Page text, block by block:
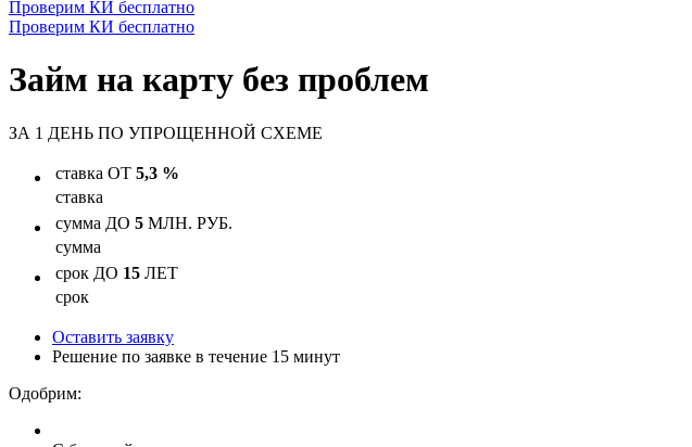
Проверим КИ бесплатно
Проверим КИ бесплатно
Займ на карту без проблем
ЗА 1 ДЕНЬ ПО УПРОЩЕННОЙ СХЕМЕ
ставка ОТ 5,3 %
ставка
сумма ДО 5 МЛН. РУБ.
сумма
срок ДО 15 ЛЕТ
срок
Оставить заявку
Решение по заявке в течение 15 минут
Одобрим: